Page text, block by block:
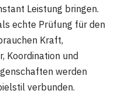
Leistung bringen.
echte Prüfung für den
Kraft,
Koordination und
werden
verbunden.